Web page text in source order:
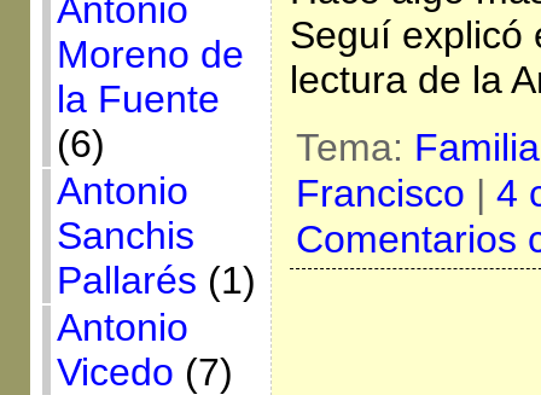
Antonio
Moreno de
la Fuente
(6)
Antonio
Sanchis
Pallarés (1)
Antonio
Vicedo (7)
Seguí explicó
lectura de la
Tema:
Francisco | 4
Comentarios